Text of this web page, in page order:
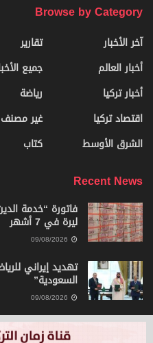
Browse by Category
آخر الأخبار
أخبار العالم
أخبار تركيا
اقتصاد تركيا
الشرق الأوسط
تقارير
جميع
رياضة
غير مصنف
كتاب
Recent News
ليرة في 7 أشهر
تهديد إيراني
السعودية”